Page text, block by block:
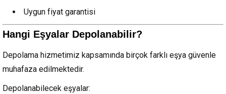
Uygun fiyat garantisi
Hangi Eşyalar Depolanabilir?
Depolama hizmetimiz kapsamında birçok farklı eşya güvenle
muhafaza edilmektedir.
Depolanabilecek eşyalar: